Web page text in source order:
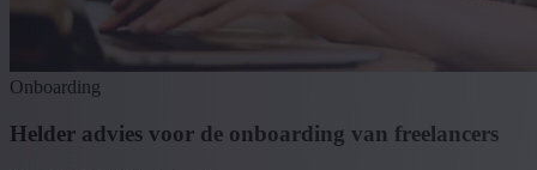
Onboarding
Helder advies voor de onboarding van freelancers